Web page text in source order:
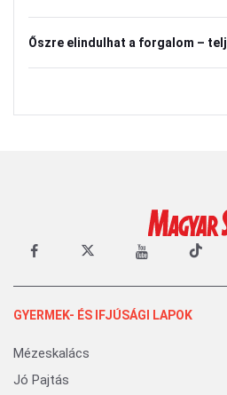
Őszre elindulhat a forgalom –
GYERMEK- ÉS IFJÚSÁGI LAPOK
Mézeskalács
Jó Pajtás